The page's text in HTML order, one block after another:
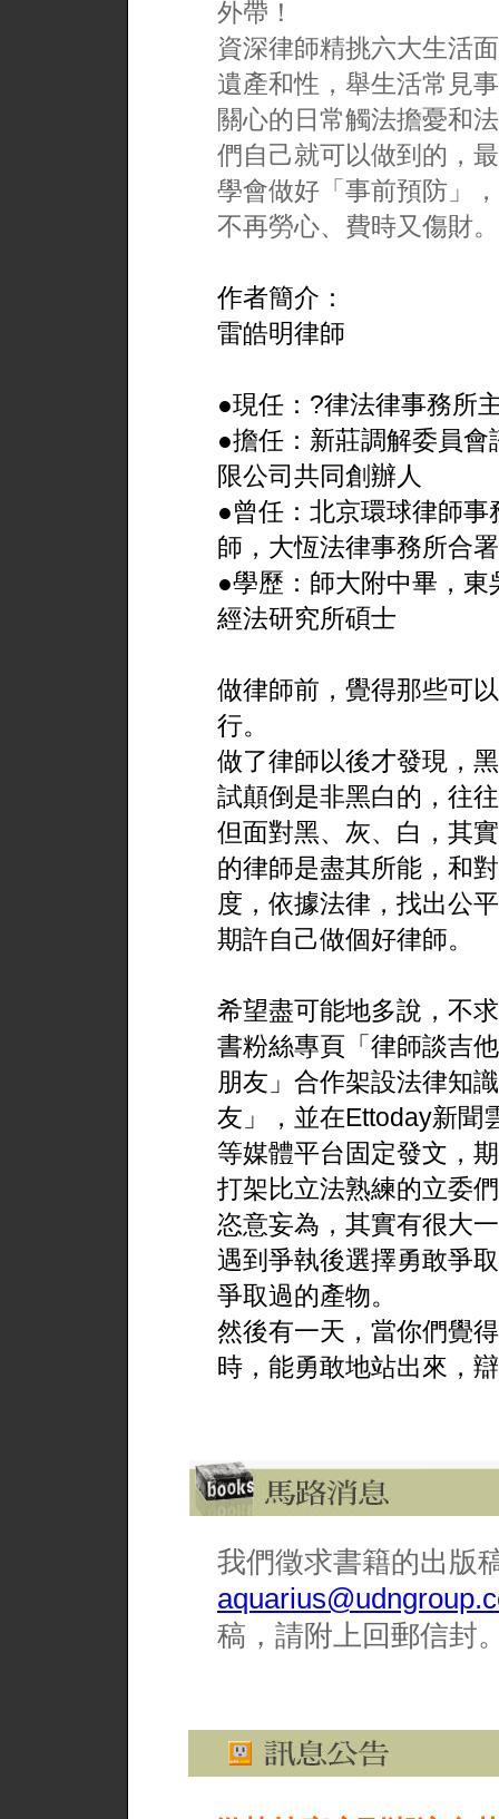
外帶！
資深律師精挑六大生活
遺產和性，舉生活常見
關心的日常觸法擔憂和
們自己就可以做到的，
學會做好「事前預防」
不再勞心、費時又傷財。
作者簡介：
雷皓明律師
●現任：?律法律事務所
●擔任：新莊調解委員
限公司共同創辦人
●曾任：北京環球律師
師，大恆法律事務所合
●學歷：師大附中畢，
經法研究所碩士
做律師前，覺得那些可
行。
做了律師以後才發現，
試顛倒是非黑白的，往
但面對黑、灰、白，其
的律師是盡其所能，和
度，依據法律，找出公
期許自己做個好律師。
希望盡可能地多說，不
書粉絲專頁「律師談吉
朋友」合作架設法律知
友」，並在Ettoday新聞
等媒體平台固定發文，
打架比立法熟練的立委
恣意妄為，其實有很大
遇到爭執後選擇勇敢爭
爭取過的產物。
然後有一天，當你們覺
時，能勇敢地站出來，
我們徵求書籍的出版
稿，請附上回郵信封